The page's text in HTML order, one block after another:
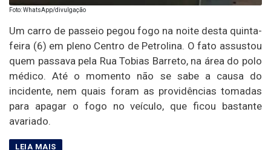
Foto: WhatsApp/divulgação
Um carro de passeio pegou fogo na noite desta quinta-
feira (6) em pleno Centro de Petrolina. O fato assustou
quem passava pela Rua Tobias Barreto, na área do polo
médico. Até o momento não se sabe a causa do
incidente, nem quais foram as providências tomadas
para apagar o fogo no veículo, que ficou bastante
avariado.